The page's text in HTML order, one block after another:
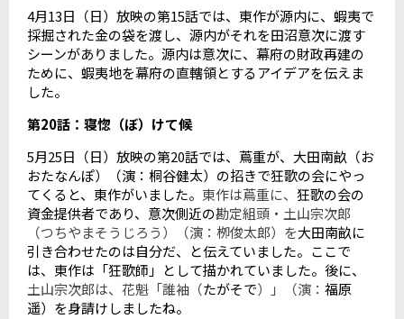
4月13日（日）放映の第15話では、東作が源内に、蝦夷で
採掘された金の袋を渡し、源内がそれを田沼意次に渡す
シーンがありました。源内は意次に、幕府の財政再建の
ために、蝦夷地を幕府の直轄領とするアイデアを伝えま
した。
第20話：寝惚（ぼ）けて候
5月25日（日）放映の第20話では、蔦重が、大田南畝（お
おたなんぽ）（演：桐谷健太）の招きで狂歌の会にやっ
てくると、東作がいました。 東作は蔦重に、 狂歌の会の
資金提供者であり、意次側近の勘定組頭・土山宗次郎
（つちやまそうじろう）（演：栁俊太郎）を大田南畝に
引き合わせたのは自分だ、と伝えていました。ここで
は、東作は「狂歌師」として描かれていました。後に、
土山宗次郎は、花魁「誰袖（たがそで）」（演： 福原
遥）を身請けしましたね。